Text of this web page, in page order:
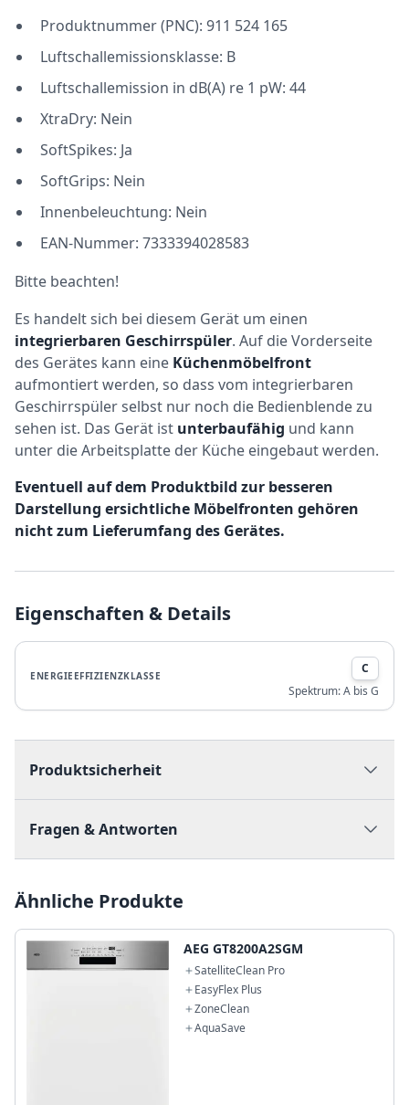
Produktnummer (PNC): 911 524 165
Luftschallemissionsklasse: B
Luftschallemission in dB(A) re 1 pW: 44
XtraDry: Nein
SoftSpikes: Ja
SoftGrips: Nein
Innenbeleuchtung: Nein
EAN-Nummer: 7333394028583
Bitte beachten!
Es handelt sich bei diesem Gerät um einen
integrierbaren Geschirrspüler. Auf die Vorderseite
des Gerätes kann eine Küchenmöbelfront
aufmontiert werden, so dass vom integrierbaren
Geschirrspüler selbst nur noch die Bedienblende zu
sehen ist. Das Gerät ist unterbaufähig und kann
unter die Arbeitsplatte der Küche eingebaut werden.
Eventuell auf dem Produktbild zur besseren
Darstellung ersichtliche Möbelfronten gehören
nicht zum Lieferumfang des Gerätes.
Eigenschaften & Details
ENERGIEEFFIZIENZKLASSE
C
Spektrum:A bis G
Produktsicherheit
Fragen & Antworten
Ähnliche Produkte
AEG GT8200A2SGM
SatelliteClean Pro
EasyFlex Plus
ZoneClean
AquaSave